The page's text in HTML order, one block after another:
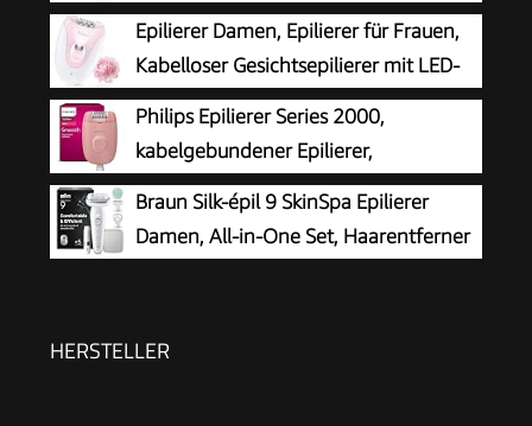
und empfindliche Bereiche, epilieren
und rasieren, Haarentferner für Damen, Modell
BRE237/00
Epilierer Damen, Epilierer für Frauen,
Kabelloser Gesichtsepilierer mit LED-
Licht, Schmerzloser Haarentferner für
Gesicht, Körper, Achsel, Beine & Bikinizone
Philips Epilierer Series 2000,
kabelgebundener Epilierer,
Haarentfernungsgerät, Modell
BRE229/00, Schwarz
Braun Silk-épil 9 SkinSpa Epilierer
Damen, All-in-One Set, Haarentferner
Gesichtshaarentferner — 9-381, Weiß/Silber
HERSTELLER